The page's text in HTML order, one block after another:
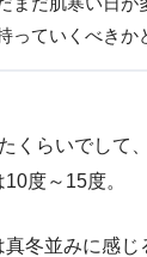
っていくべきか
くらいでして
度～15度。
冬並みに感じ